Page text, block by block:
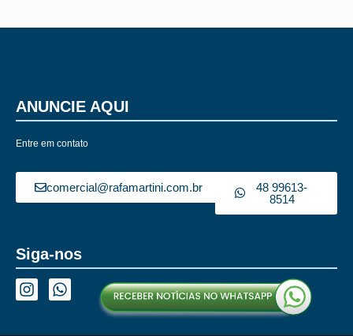
ANUNCIE AQUI
Entre em contato
comercial@rafamartini.com.br
48 99613-
8514
Siga-nos